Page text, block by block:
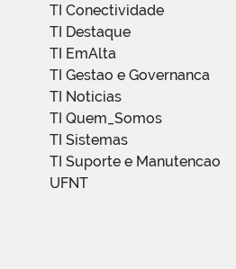
TI Conectividade
TI Destaque
TI EmAlta
TI Gestao e Governanca
TI Noticias
TI Quem_Somos
TI Sistemas
TI Suporte e Manutencao
UFNT